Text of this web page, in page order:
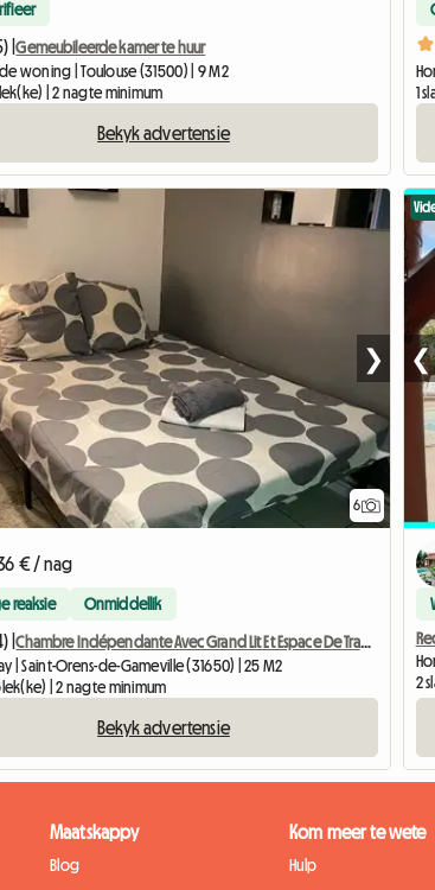
|Gemeubileerde kamer te huur
woning | Toulouse (31500) | 9 M2
| 2 nagte minimum
Bekyk advertensie
1
6
❯
€ / nag
reaksie Onmiddellik
|
Chambre Indépendante Avec Grand Lit Et Espace De Travail
| Saint-Orens-de-Gameville (31650) | 25 M2
| 2 nagte minimum
Bekyk advertensie
❮
2
Maatskappy
Blog
Kom meer te wete
Hulp